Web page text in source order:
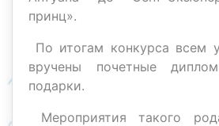
принц».
По итогам конкурса всем
вручены почетные
подарки.
Мероприятия такого